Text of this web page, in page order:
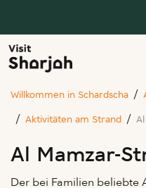
Willkommen in Schardscha
Aktivitäten am Strand
Al Mamzar-
Der bei Familien beliebte